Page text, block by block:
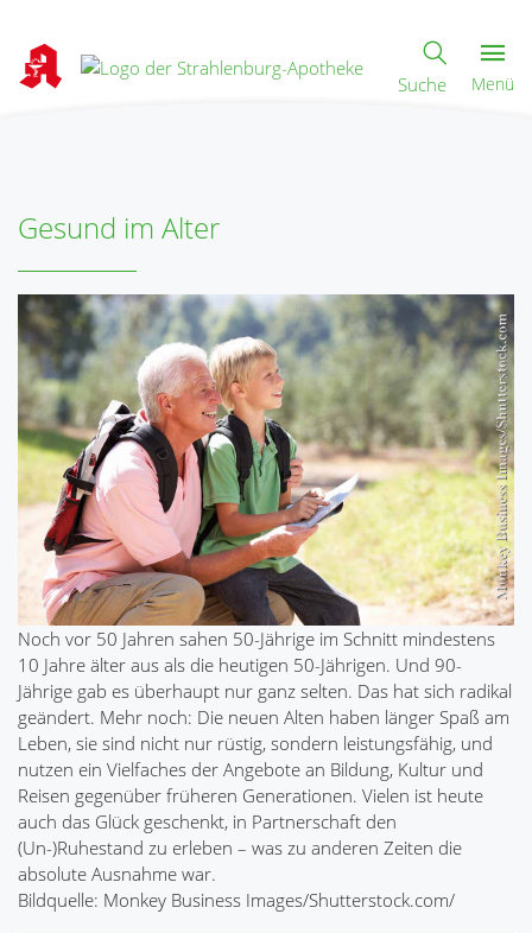
Suche Menü
Gesund im Alter
Noch vor 50 Jahren sahen 50-Jährige im Schnitt mindestens
10 Jahre älter aus als die heutigen 50-Jährigen. Und 90-
Jährige gab es überhaupt nur ganz selten. Das hat sich radikal
geändert. Mehr noch: Die neuen Alten haben länger Spaß am
Leben, sie sind nicht nur rüstig, sondern leistungsfähig, und
nutzen ein Vielfaches der Angebote an Bildung, Kultur und
Reisen gegenüber früheren Generationen. Vielen ist heute
auch das Glück geschenkt, in Partnerschaft den
(Un-)Ruhestand zu erleben – was zu anderen Zeiten die
absolute Ausnahme war.
Bildquelle: Monkey Business Images/Shutterstock.com/